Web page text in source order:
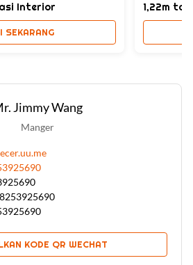
Interior
SEKARANG
1,22m
Jimmy Wang
Manger
KODE QR WECHAT